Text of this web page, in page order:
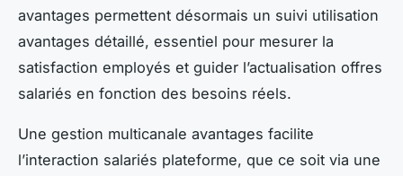
avantages permettent désormais un suivi utilisation
avantages détaillé, essentiel pour mesurer la
satisfaction employés et guider l’actualisation offres
salariés en fonction des besoins réels.
Une gestion multicanale avantages facilite
l’interaction salariés plateforme, que ce soit via une